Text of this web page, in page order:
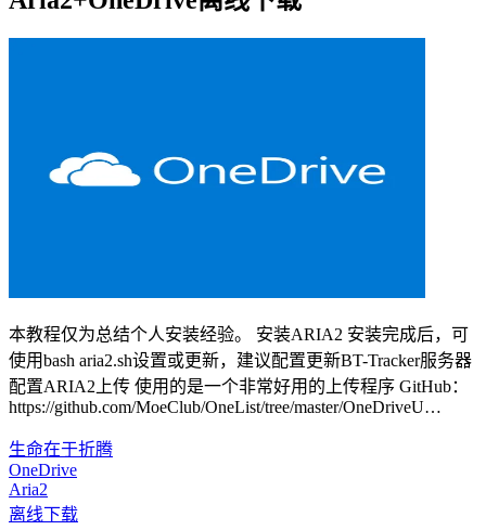
本教程仅为总结个人安装经验。 安装ARIA2 安装完成后，可
使用bash aria2.sh设置或更新，建议配置更新BT-Tracker服务器
配置ARIA2上传 使用的是一个非常好用的上传程序 GitHub：
https://github.com/MoeClub/OneList/tree/master/OneDriveU…
生命在于折腾
OneDrive
Aria2
离线下载